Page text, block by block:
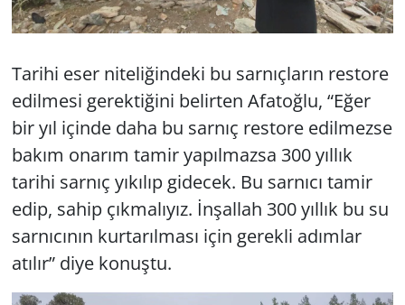
Tarihi eser niteliğindeki bu sarnıçların restore
edilmesi gerektiğini belirten Afatoğlu, “Eğer
bir yıl içinde daha bu sarnıç restore edilmezse
bakım onarım tamir yapılmazsa 300 yıllık
tarihi sarnıç yıkılıp gidecek. Bu sarnıcı tamir
edip, sahip çıkmalıyız. İnşallah 300 yıllık bu su
sarnıcının kurtarılması için gerekli adımlar
atılır” diye konuştu.